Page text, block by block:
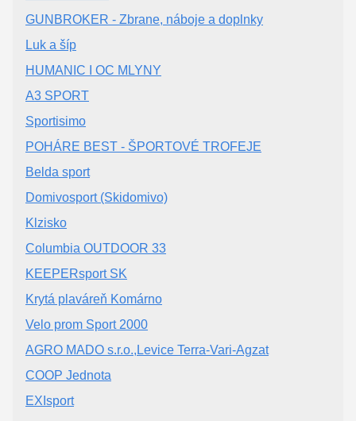
GUNBROKER - Zbrane, náboje a doplnky
Luk a šíp
HUMANIC I OC MLYNY
A3 SPORT
Sportisimo
POHÁRE BEST - ŠPORTOVÉ TROFEJE
Belda sport
Domivosport (Skidomivo)
Klzisko
Columbia OUTDOOR 33
KEEPERsport SK
Krytá plaváreň Komárno
Velo prom Sport 2000
AGRO MADO s.r.o.,Levice Terra-Vari-Agzat
COOP Jednota
EXIsport